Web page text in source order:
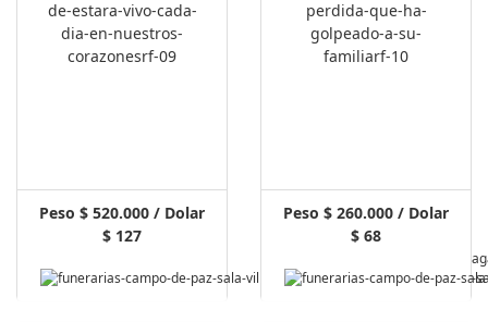
Peso $ 520.000 / Dolar
$ 127
Peso $ 260.000 / Dolar
$ 68